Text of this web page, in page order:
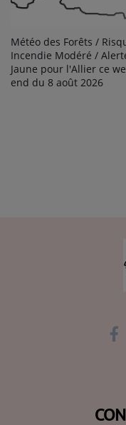
Météo des Forêts /
Incendie Modéré /
Jaune pour l'Allier ce
end du 8 août 2026